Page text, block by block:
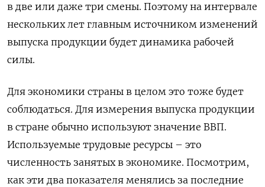
в две или даже три смены. Поэтому на интервале
нескольких лет главным источником изменений
выпуска продукции будет динамика рабочей
силы.
Для экономики страны в целом это тоже будет
соблюдаться. Для измерения выпуска продукции
в стране обычно используют значение ВВП.
Используемые трудовые ресурсы – это
численность занятых в экономике. Посмотрим,
как эти два показателя менялись за последние